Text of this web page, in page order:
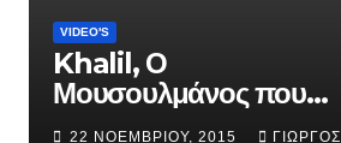
VIDEO'S
Khalil, Ο
Μουσουλμάνος που
έγινε Χριστιανός.
22 ΝΟΕΜΒΡΊΟΥ, 2015 ΓΙΏΡΓΟΣ